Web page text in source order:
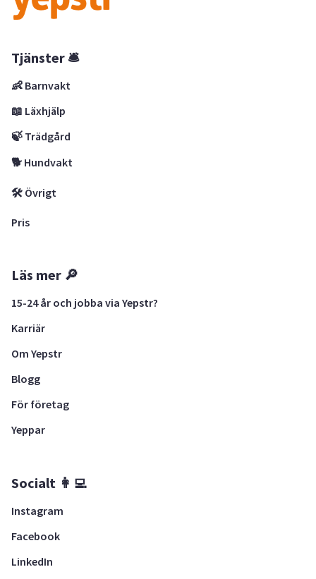
Tjänster 🛎
👶 Barnvakt
📖 Läxhjälp
🍃 Trädgård
🐕 Hundvakt
🛠 Övrigt
Pris
Läs mer 🔎
15-24 år och jobba via Yepstr?
Karriär
Om Yepstr
Blogg
För företag
Yeppar
Socialt 👩‍💻
Instagram
Facebook
LinkedIn